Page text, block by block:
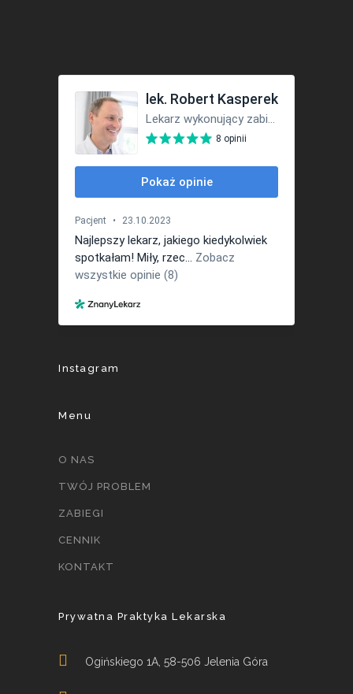
Instagram
Menu
O NAS
TWÓJ PROBLEM
ZABIEGI
CENNIK
KONTAKT
Prywatna Praktyka Lekarska
Ogińskiego 1A, 58-506 Jelenia Góra